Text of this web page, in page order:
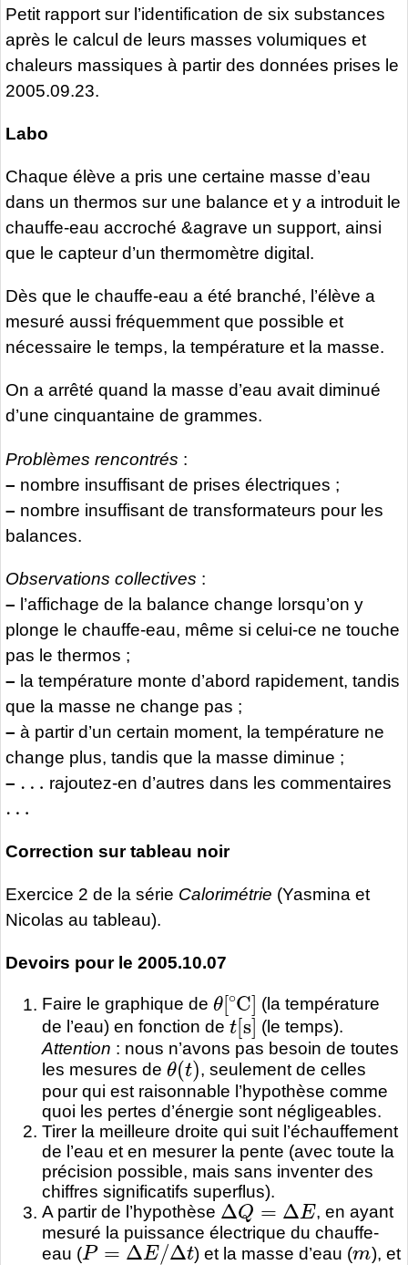
Petit rapport sur l’identification de six substances
après le calcul de leurs masses volumiques et
chaleurs massiques à partir des données prises le
2005.09.23.
Labo
Chaque élève a pris une certaine masse d’eau
dans un thermos sur une balance et y a introduit le
chauffe-eau accroché &agrave un support, ainsi
que le capteur d’un thermomètre digital.
Dès que le chauffe-eau a été branché, l’élève a
mesuré aussi fréquemment que possible et
nécessaire le temps, la température et la masse.
On a arrêté quand la masse d’eau avait diminué
d’une cinquantaine de grammes.
Problèmes rencontrés :
– nombre insuffisant de prises électriques ;
– nombre insuffisant de transformateurs pour les
balances.
Observations collectives :
– l’affichage de la balance change lorsqu’on y
plonge le chauffe-eau, même si celui-ce ne touche
pas le thermos ;
– la température monte d’abord rapidement, tandis
que la masse ne change pas ;
– à partir d’un certain moment, la température ne
change plus, tandis que la masse diminue ;
–
…
rajoutez-en d’autres dans les commentaires
…
Correction sur tableau noir
Exercice 2 de la série Calorimétrie (Yasmina et
Nicolas au tableau).
Devoirs pour le 2005.10.07
Faire le graphique de
θ[∘C
(la température
de l’eau) en fonction de
t[s]
(le temps).
Attention : nous n’avons pas besoin de toutes
les mesures de
θ(t)
, seulement de celles
pour qui est raisonnable l’hypothèse comme
quoi les pertes d’énergie sont négligeables.
Tirer la meilleure droite qui suit l’échauffement
de l’eau et en mesurer la pente (avec toute la
précision possible, mais sans inventer des
chiffres significatifs superflus).
A partir de l’hypothèse
ΔQ=Δ E
, en ayant
mesuré la puissance électrique du chauffe-
eau (
P=Δ E/Δt
) et la masse d’eau (
m
), et